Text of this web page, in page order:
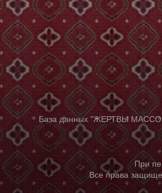
База данных "ЖЕРТВЫ
При
Все права